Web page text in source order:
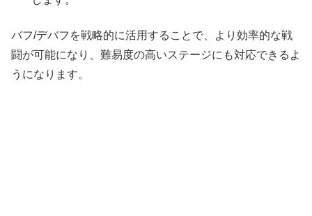
バフ/デバフを戦略的に活用することで、より効率的な戦
闘が可能になり、難易度の高いステージにも対応できるよ
うになります。